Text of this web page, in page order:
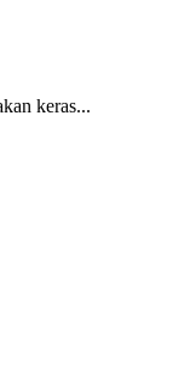
keras...